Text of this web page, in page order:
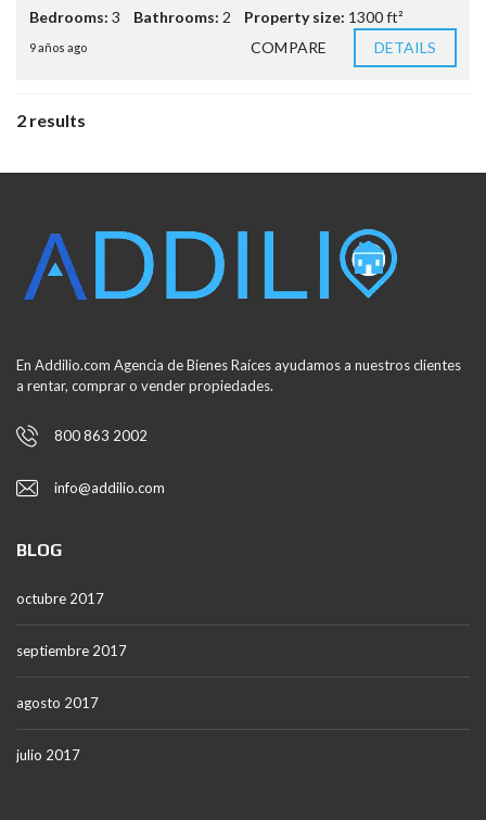
Bedrooms: 3 Bathrooms: 2 Property size: 1300 ft²
9 años ago COMPARE DETAILS
2 results
En Addilio.com Agencia de Bienes Raíces ayudamos a nuestros clientes
a rentar, comprar o vender propiedades.
800 863 2002
info@addilio.com
BLOG
octubre 2017
septiembre 2017
agosto 2017
julio 2017